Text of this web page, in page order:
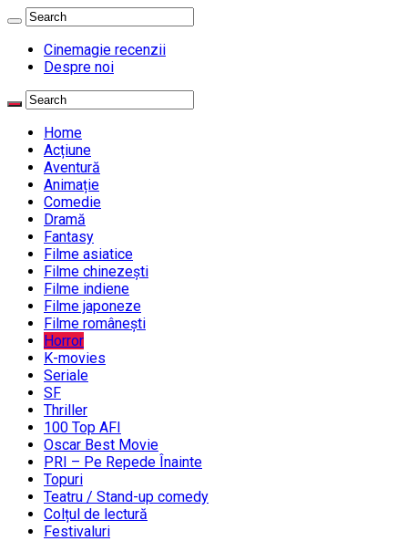
Cinemagie recenzii
Despre noi
Home
Acțiune
Aventură
Animație
Comedie
Dramă
Fantasy
Filme asiatice
Filme chinezești
Filme indiene
Filme japoneze
Filme românești
Horror
K-movies
Seriale
SF
Thriller
100 Top AFI
Oscar Best Movie
PRI – Pe Repede Înainte
Topuri
Teatru / Stand-up comedy
Colțul de lectură
Festivaluri